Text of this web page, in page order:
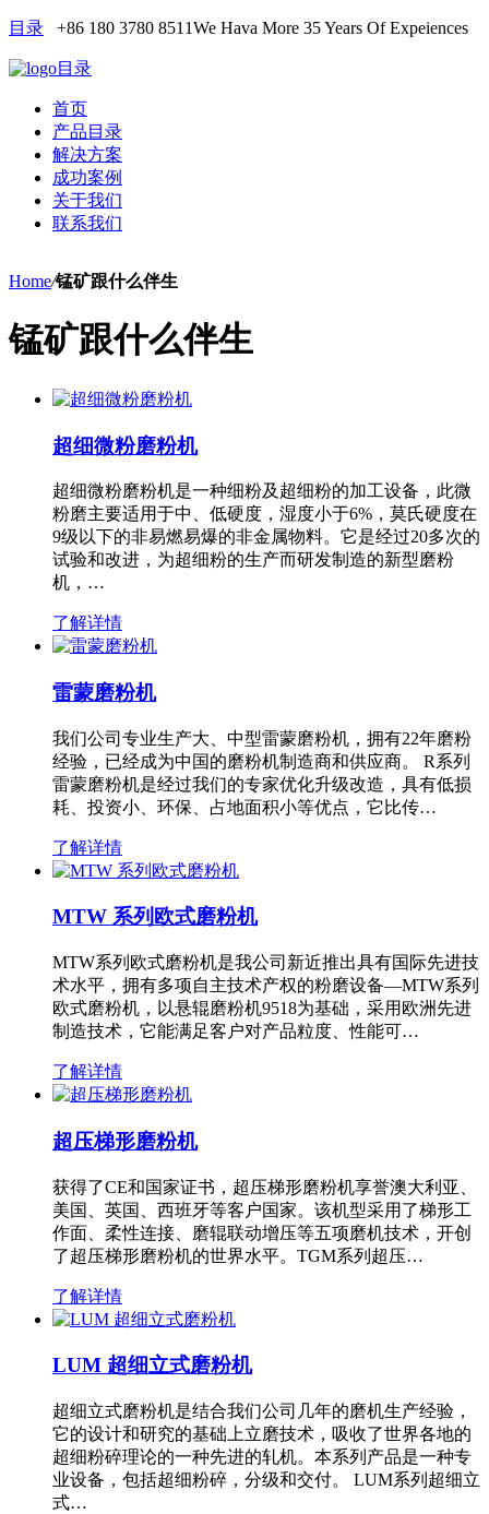
目录 +86 180 3780 8511We Hava More 35 Years Of Expeiences
目录
首页
产品目录
解决方案
成功案例
关于我们
联系我们
Home/锰矿跟什么伴生
锰矿跟什么伴生
超细微粉磨粉机
超细微粉磨粉机是一种细粉及超细粉的加工设备，此微
粉磨主要适用于中、低硬度，湿度小于6%，莫氏硬度在
9级以下的非易燃易爆的非金属物料。它是经过20多次的
试验和改进，为超细粉的生产而研发制造的新型磨粉
机，…
了解详情
雷蒙磨粉机
我们公司专业生产大、中型雷蒙磨粉机，拥有22年磨粉
经验，已经成为中国的磨粉机制造商和供应商。 R系列
雷蒙磨粉机是经过我们的专家优化升级改造，具有低损
耗、投资小、环保、占地面积小等优点，它比传…
了解详情
MTW 系列欧式磨粉机
MTW系列欧式磨粉机是我公司新近推出具有国际先进技
术水平，拥有多项自主技术产权的粉磨设备—MTW系列
欧式磨粉机，以悬辊磨粉机9518为基础，采用欧洲先进
制造技术，它能满足客户对产品粒度、性能可…
了解详情
超压梯形磨粉机
获得了CE和国家证书，超压梯形磨粉机享誉澳大利亚、
美国、英国、西班牙等客户国家。该机型采用了梯形工
作面、柔性连接、磨辊联动增压等五项磨机技术，开创
了超压梯形磨粉机的世界水平。TGM系列超压…
了解详情
LUM 超细立式磨粉机
超细立式磨粉机是结合我们公司几年的磨机生产经验，
它的设计和研究的基础上立磨技术，吸收了世界各地的
超细粉碎理论的一种先进的轧机。本系列产品是一种专
业设备，包括超细粉碎，分级和交付。 LUM系列超细立
式…